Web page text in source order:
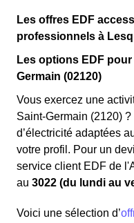
Les offres EDF
professionnels à
Les options EDF
Germain (02120)
Vous exercez une
Saint-Germain (2120)
d’électricité adaptées
votre profil. Pour un
service client EDF de
au 3022 (du lundi au
Voici une sélection d’